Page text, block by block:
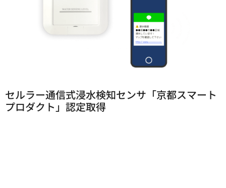
セルラー通信式浸水検知センサ「京都スマート
プロダクト」認定取得